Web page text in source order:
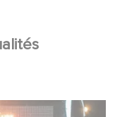
film de Franck